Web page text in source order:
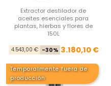
Extractor destilador de
aceites esenciales para
plantas, hierbas y flores de
150L
4.543,00 € -30% Precio
3.180,10 €
Temporalmente fuera de
producción